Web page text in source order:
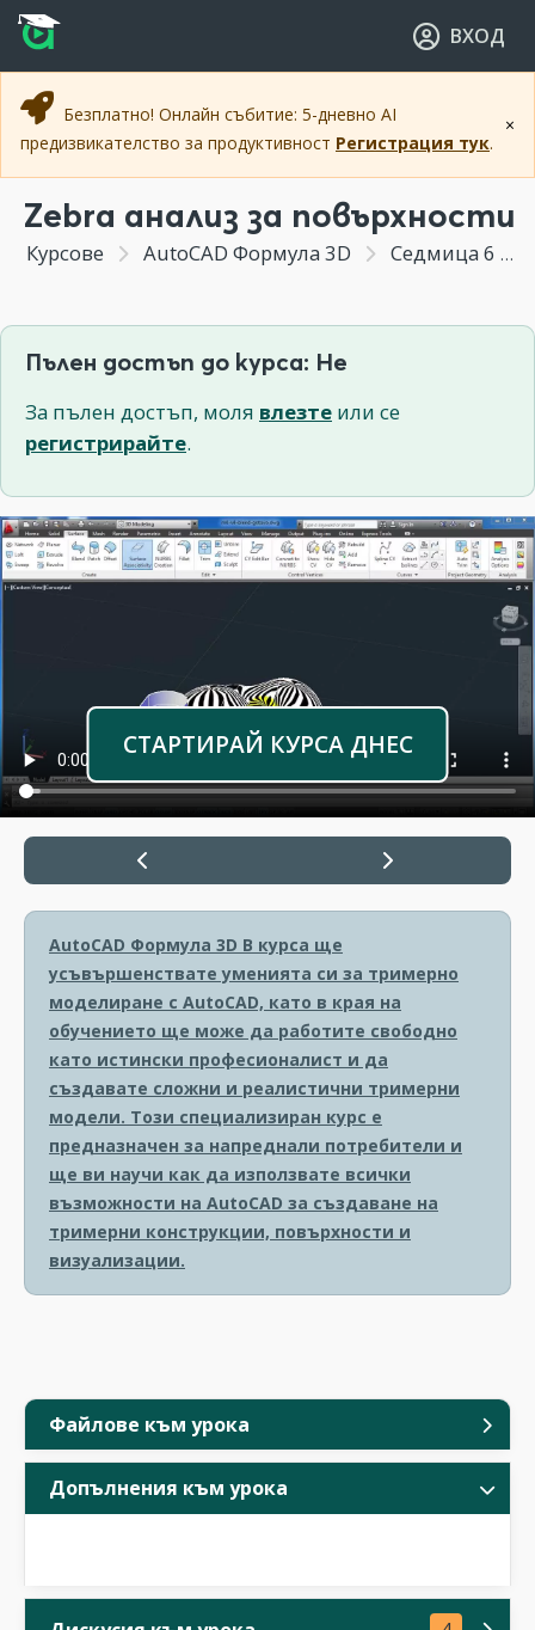
Прескочи към основното съдържание
Прескочи към навигацията
ВХОД
×
Безплатно! Онлайн събитие: 5-дневно AI
предизвикателство за продуктивност Регистрация тук.
Файлове към урока
Допълнения към урока
Zebra анализ за повърхности
Курсове AutoCAD Формула 3D Седмица 6 - Моделиране с 3D повърхности
Пълен достъп до курса: Не
За пълен достъп, моля влезте или се
регистрирайте.
СТАРТИРАЙ КУРСА ДНЕС
AutoCAD Формула 3D В курса ще
усъвършенствате уменията си за тримерно
моделиране с AutoCAD, като в края на
обучението ще може да работите свободно
като истински професионалист и да
създавате сложни и реалистични тримерни
модели. Този специализиран курс е
предназначен за напреднали потребители и
ще ви научи как да използвате всички
възможности на AutoCAD за създаване на
тримерни конструкции, повърхности и
визуализации.